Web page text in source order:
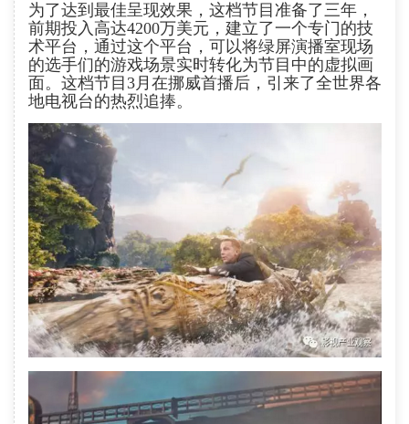
为了达到最佳呈现效果，这档节目准备了三年，
前期投入高达4200万美元，建立了一个专门的技
术平台，通过这个平台，可以将绿屏演播室现场
的选手们的游戏场景实时转化为节目中的虚拟画
面。这档节目3月在挪威首播后，引来了全世界各
地电视台的热烈追捧。